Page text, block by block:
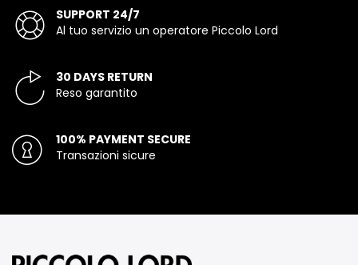
SUPPORT 24/7
Al tuo servizio un operatore Piccolo Lord
30 DAYS RETURN
Reso garantito
100% PAYMENT SECURE
Transazioni sicure